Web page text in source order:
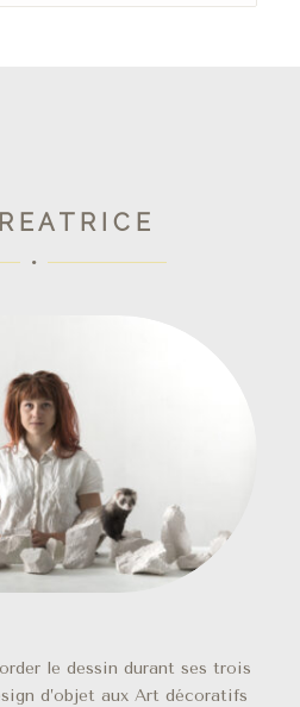
E A T R I C E
le dessin durant ses trois
d’objet aux Art décoratifs